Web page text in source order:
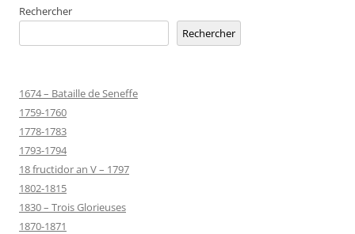
Rechercher
Rechercher
1674 – Bataille de Seneffe
1759-1760
1778-1783
1793-1794
18 fructidor an V – 1797
1802-1815
1830 – Trois Glorieuses
1870-1871